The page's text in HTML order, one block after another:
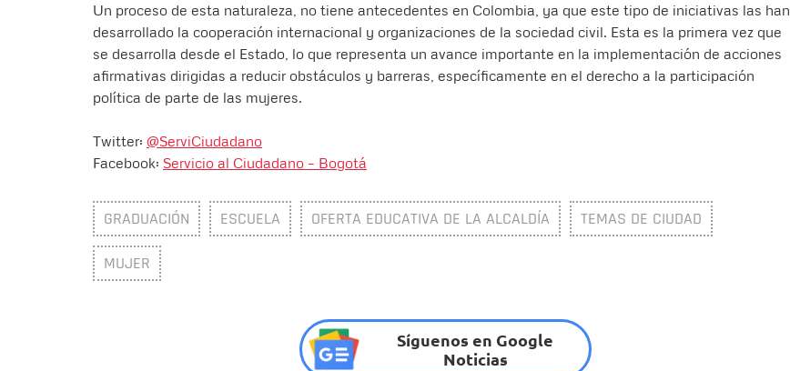
Un proceso de esta naturaleza, no tiene antecedentes en Colombia, ya que este tipo de iniciativas las han
desarrollado la cooperación internacional y organizaciones de la sociedad civil. Esta es la primera vez que
se desarrolla desde el Estado, lo que representa un avance importante en la implementación de acciones
afirmativas dirigidas a reducir obstáculos y barreras, específicamente en el derecho a la participación
política de parte de las mujeres.
Twitter: @ServiCiudadano
Facebook: Servicio al Ciudadano – Bogotá
GRADUACIÓN ESCUELA OFERTA EDUCATIVA DE LA ALCALDÍA TEMAS DE CIUDAD
MUJER
Síguenos en Google
Noticias